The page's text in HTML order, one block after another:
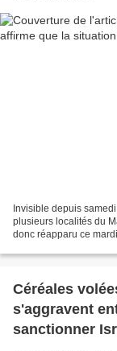
Invisible depuis
plusieurs localités du
donc réapparu ce
Céréales
s'aggravent
sanctionner